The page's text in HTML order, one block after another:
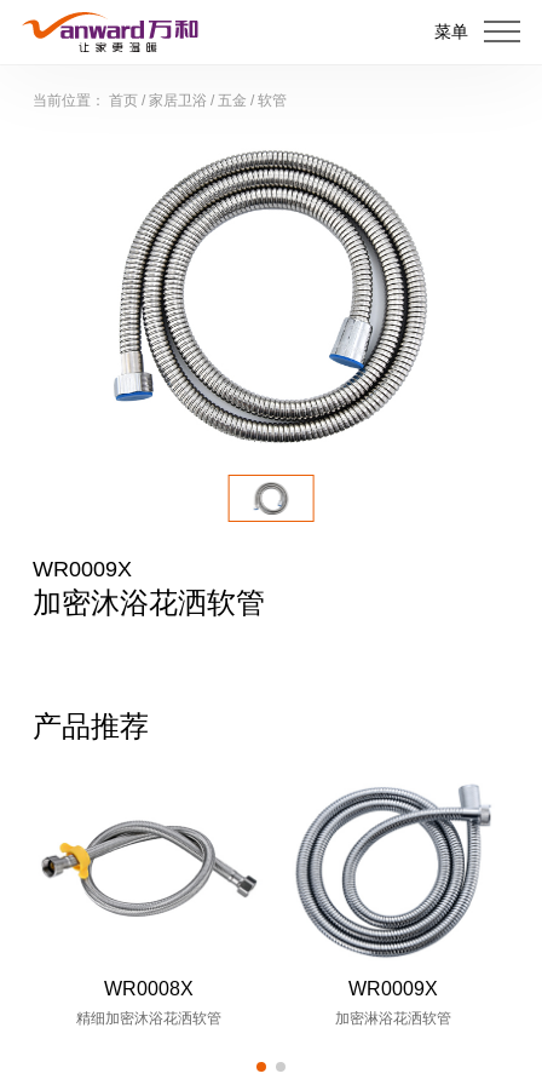
菜单
当前位置： 首页/ 家居卫浴 / 五金 / 软管
WR0009X
加密沐浴花洒软管
产品推荐
WR0008X
精细加密沐浴花洒软管
WR0009X
加密淋浴花洒软管